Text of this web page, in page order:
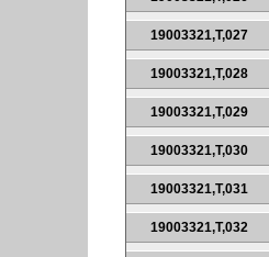
19003321,T,027
19003321,T,028
19003321,T,029
19003321,T,030
19003321,T,031
19003321,T,032